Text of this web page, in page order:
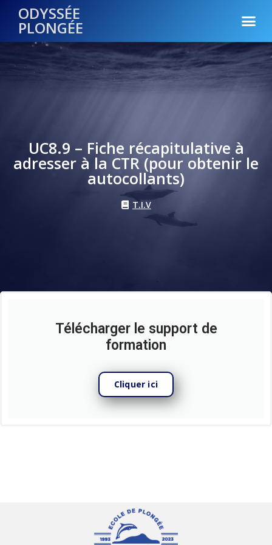
ODYSSÉE
PLONGÉE
UC8.9 – Fiche récapitulative à
adresser à la CTR (pour obtenir le
autocollants)
T.I.V
Télécharger le support de
formation
Cliquer ici